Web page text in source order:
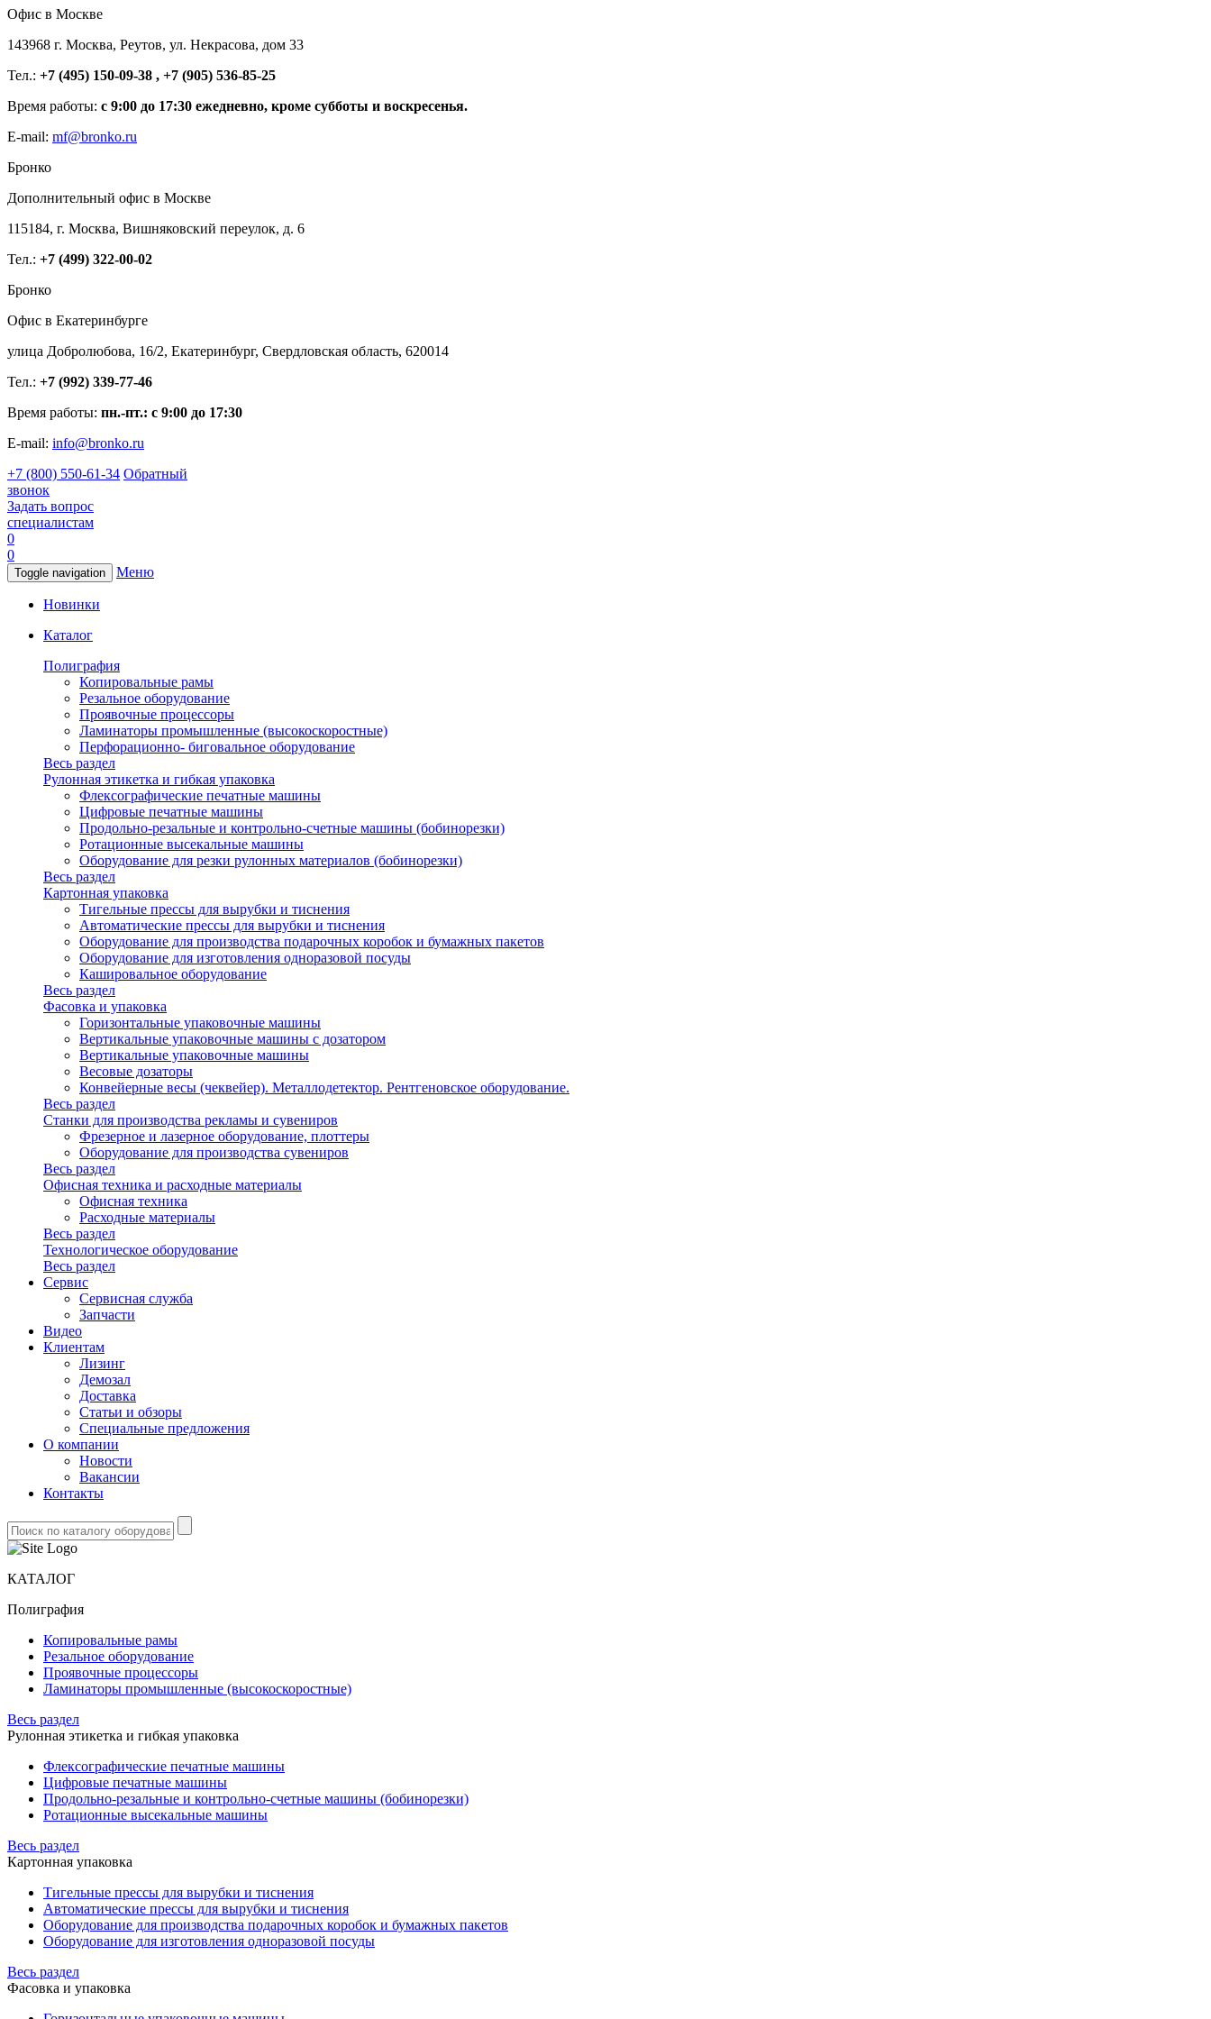
Офис в Москве
143968 г. Москва, Реутов, ул. Некрасова, дом 33
Тел.: +7 (495) 150-09-38 , +7 (905) 536-85-25
Время работы: с 9:00 до 17:30 ежедневно, кроме субботы и воскресенья.
E-mail: mf@bronko.ru
Бронко
Дополнительный офис в Москве
115184, г. Москва, Вишняковский переулок, д. 6
Тел.: +7 (499) 322-00-02
Бронко
Офис в Екатеринбурге
улица Добролюбова, 16/2, Екатеринбург, Свердловская область, 620014
Тел.: +7 (992) 339-77-46
Время работы: пн.-пт.: с 9:00 до 17:30
E-mail: info@bronko.ru
+7 (800) 550-61-34 Обратный
звонок
Задать вопрос
специалистам
0
0
Toggle navigation Меню
Новинки
Каталог
Полиграфия
Копировальные рамы
Резальное оборудование
Проявочные процессоры
Ламинаторы промышленные (высокоскоростные)
Перфорационно- биговальное оборудование
Весь раздел
Рулонная этикетка и гибкая упаковка
Флексографические печатные машины
Цифровые печатные машины
Продольно-резальные и контрольно-счетные машины (бобинорезки)
Ротационные высекальные машины
Оборудование для резки рулонных материалов (бобинорезки)
Весь раздел
Картонная упаковка
Тигельные прессы для вырубки и тиснения
Автоматические прессы для вырубки и тиснения
Оборудование для производства подарочных коробок и бумажных пакетов
Оборудование для изготовления одноразовой посуды
Кашировальное оборудование
Весь раздел
Фасовка и упаковка
Горизонтальные упаковочные машины
Вертикальные упаковочные машины с дозатором
Вертикальные упаковочные машины
Весовые дозаторы
Конвейерные весы (чеквейер). Металлодетектор. Рентгеновское оборудование.
Весь раздел
Станки для производства рекламы и сувениров
Фрезерное и лазерное оборудование, плоттеры
Оборудование для производства сувениров
Весь раздел
Офисная техника и расходные материалы
Офисная техника
Расходные материалы
Весь раздел
Технологическое оборудование
Весь раздел
Сервис
Сервисная служба
Запчасти
Видео
Клиентам
Лизинг
Демозал
Доставка
Статьи и обзоры
Специальные предложения
О компании
Новости
Вакансии
Контакты
КАТАЛОГ
Полиграфия
Копировальные рамы
Резальное оборудование
Проявочные процессоры
Ламинаторы промышленные (высокоскоростные)
Весь раздел
Рулонная этикетка и гибкая упаковка
Флексографические печатные машины
Цифровые печатные машины
Продольно-резальные и контрольно-счетные машины (бобинорезки)
Ротационные высекальные машины
Весь раздел
Картонная упаковка
Тигельные прессы для вырубки и тиснения
Автоматические прессы для вырубки и тиснения
Оборудование для производства подарочных коробок и бумажных пакетов
Оборудование для изготовления одноразовой посуды
Весь раздел
Фасовка и упаковка